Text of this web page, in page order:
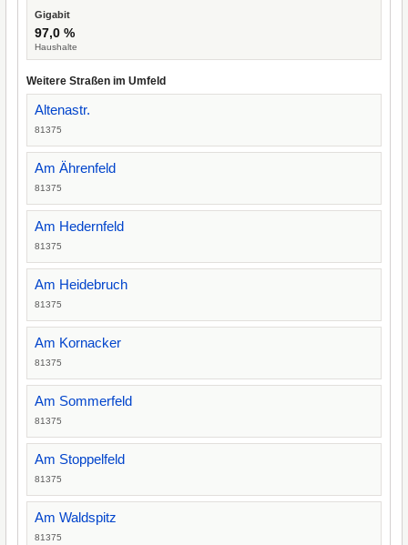
Gigabit
97,0 %
Haushalte
Weitere Straßen im Umfeld
Altenastr.
81375
Am Ährenfeld
81375
Am Hedernfeld
81375
Am Heidebruch
81375
Am Kornacker
81375
Am Sommerfeld
81375
Am Stoppelfeld
81375
Am Waldspitz
81375